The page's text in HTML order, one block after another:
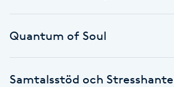
Color correction
Quantum of Soul
Samtalsstöd och